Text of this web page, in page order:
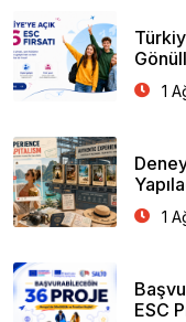
1
1
ESC